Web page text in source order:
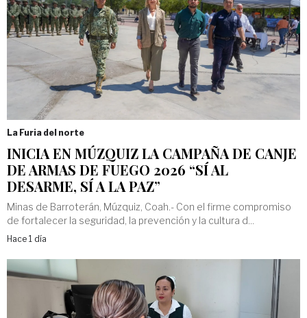
La Furia del norte
INICIA EN MÚZQUIZ LA CAMPAÑA DE CANJE
DE ARMAS DE FUEGO 2026 “SÍ AL
DESARME, SÍ A LA PAZ”
Minas de Barroterán, Múzquiz, Coah.- Con el firme compromiso
de fortalecer la seguridad, la prevención y la cultura d...
Hace 1 día